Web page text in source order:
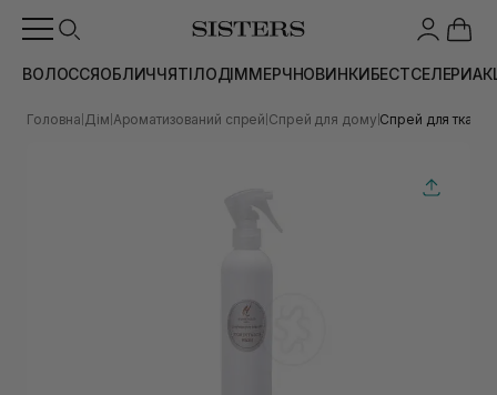
ВОЛОССЯОБЛИЧЧЯТІЛОДІММЕРЧНОВИНКИБЕСТСЕЛЕРИ
Головна Дім Ароматизований спрей Спрей для дому Спрей для